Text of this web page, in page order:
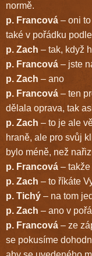
normě.
p. Francová – oni
také v pořádku
p. Zach – tak, když
p. Francová – jste
p. Zach – ano
p. Francová – ten
dělala oprava, tak
p. Zach – to je ale
hraně, ale pro svůj
bylo méně, než
p. Francová –
p. Zach – to říkáte
p. Tichý – na tom
p. Zach – ano v
p. Francová – ze
se pokusíme